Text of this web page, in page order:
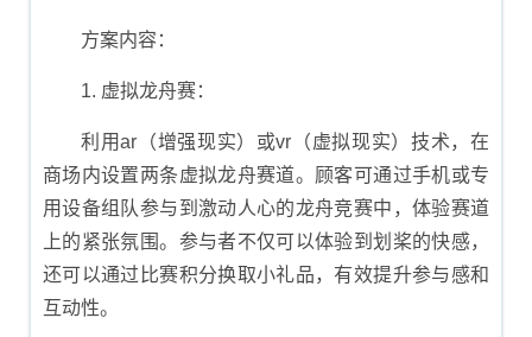
方案内容：
1. 虚拟龙舟赛：
利用ar（增强现实）或vr（虚拟现实）技术，在
商场内设置两条虚拟龙舟赛道。顾客可通过手机或专
用设备组队参与到激动人心的龙舟竞赛中，体验赛道
上的紧张氛围。参与者不仅可以体验到划桨的快感，
还可以通过比赛积分换取小礼品，有效提升参与感和
互动性。